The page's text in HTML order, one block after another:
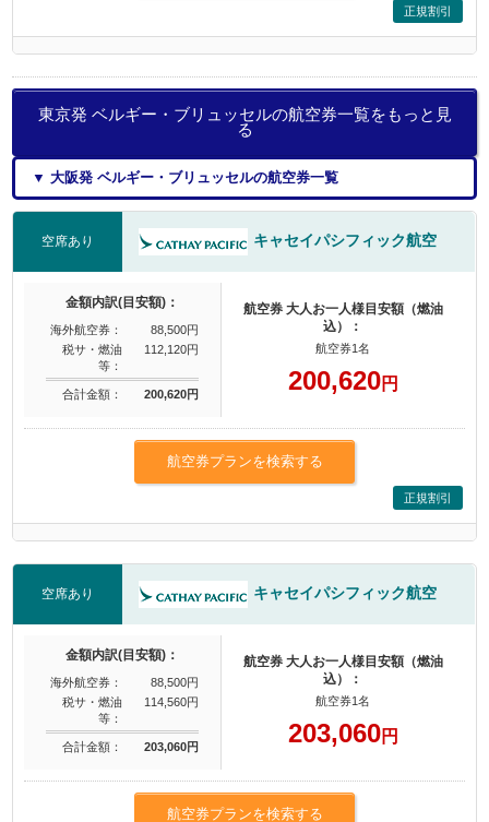
正規割引
東京発 ベルギー・ブリュッセルの航空券一覧をもっと見
る
▼ 大阪発 ベルギー・ブリュッセルの航空券一覧
空席あり キャセイパシフィック航空
金額内訳(目安額)：
海外航空券：
88,500円
税サ・燃油
等：
112,120円
合計金額： 200,620円
航空券 大人お一人様目安額（燃油
込）：
航空券1名
200,620円
航空券プランを検索する
正規割引
空席あり キャセイパシフィック航空
金額内訳(目安額)：
海外航空券：
88,500円
税サ・燃油
等：
114,560円
合計金額： 203,060円
航空券 大人お一人様目安額（燃油
込）：
航空券1名
203,060円
航空券プランを検索する